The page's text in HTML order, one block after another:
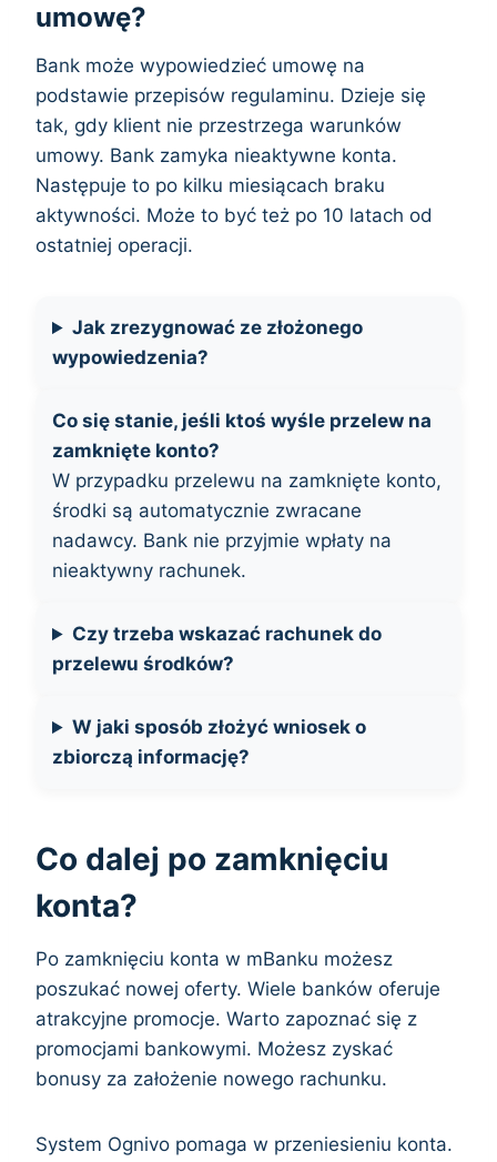
umowę?
Bank może wypowiedzieć umowę na
podstawie przepisów regulaminu. Dzieje się
tak, gdy klient nie przestrzega warunków
umowy. Bank zamyka nieaktywne konta.
Następuje to po kilku miesiącach braku
aktywności. Może to być też po 10 latach od
ostatniej operacji.
Jak zrezygnować ze złożonego
wypowiedzenia?
Co się stanie, jeśli ktoś wyśle przelew na
zamknięte konto?
W przypadku przelewu na zamknięte konto,
środki są automatycznie zwracane
nadawcy. Bank nie przyjmie wpłaty na
nieaktywny rachunek.
Czy trzeba wskazać rachunek do
przelewu środków?
W jaki sposób złożyć wniosek o
zbiorczą informację?
Co dalej po zamknięciu
konta?
Po zamknięciu konta w mBanku możesz
poszukać nowej oferty. Wiele banków oferuje
atrakcyjne promocje. Warto zapoznać się z
promocjami bankowymi. Możesz zyskać
bonusy za założenie nowego rachunku.
System Ognivo pomaga w przeniesieniu konta.